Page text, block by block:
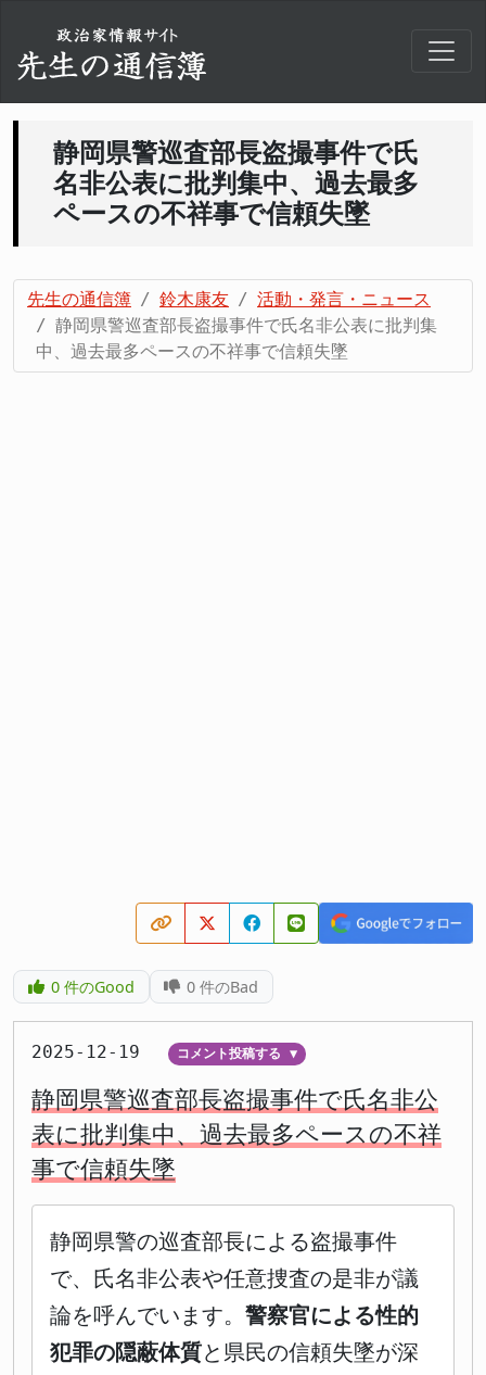
静岡県警巡査部長盗撮事件で氏
名非公表に批判集中、過去最多
ペースの不祥事で信頼失墜
先生の通信簿 鈴木康友
活動・発言・ニュース
静岡県警巡査部長盗撮事件で氏名非公表に批判集
中、過去最多ペースの不祥事で信頼失墜
0件のGood 0 件のBad
2025-12-19 コメント投稿する ▼
静岡県警巡査部長盗撮事件で氏名非公
表に批判集中、過去最多ペースの不祥
事で信頼失墜
静岡県警の巡査部長による盗撮事件
で、氏名非公表や任意捜査の是非が議
論を呼んでいます。 警察官による性的
犯罪の隠蔽体質と県民の信頼失墜が深